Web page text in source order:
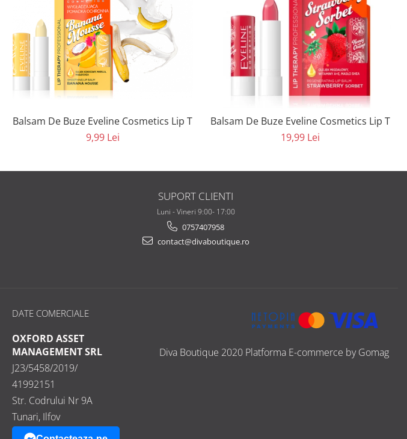
Balsam De Buze Eveline Cosmetics Lip Therapy Smoothing Balm Banana Mousse
9,99 Lei
Balsam De Buze Eveline Cosmetics Lip
19,99 Lei
SUPORT CLIENTI
Luni - Vineri 9:00- 17:00
0757407958
contact@divaboutique.ro
DATE COMERCIALE
OXFORD ASSET
MANAGEMENT SRL
J23/5458/2019/
41992151
Str. Codrului Nr 9A
Tunari, Ilfov
Diva Boutique 2020 Platforma E-commerce by Gomag